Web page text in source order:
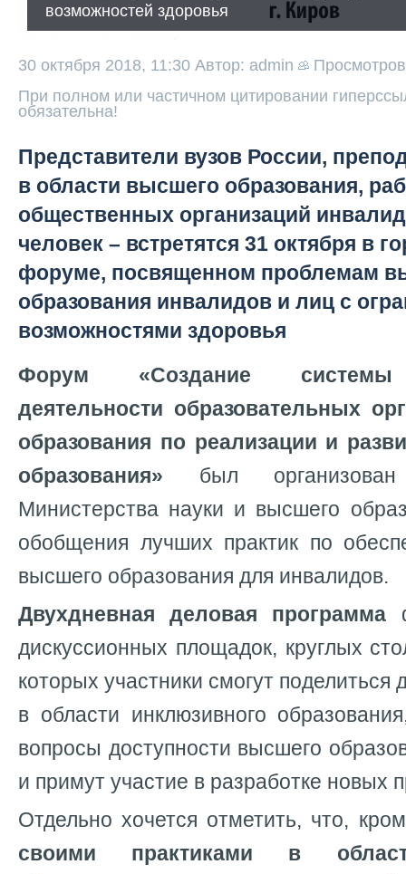
возможностей здоровья
30 октября 2018, 11:30 Автор: admin
При полном или частичном цитировании
обязательна!
Представители вузов России,
в области высшего образования,
общественных организаций
человек – встретятся 31 октября в
форуме, посвященном проблемам
образования инвалидов и лиц с
возможностями здоровья
Форум «Создание системы
деятельности образовательных
образования по реализации и
образования» был
Министерства науки и высшего
обобщения лучших практик по
высшего образования для инвалидов.
Двухдневная деловая программа
дискуссионных площадок, круглых
которых участники смогут поделиться
в области инклюзивного
вопросы доступности высшего
и примут участие в разработке новых
Отдельно хочется отметить, что,
своими практиками в